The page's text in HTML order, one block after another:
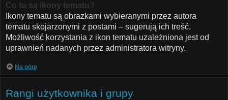
Co to są ikony tematu?
Ikony tematu są obrazkami wybieranymi przez autora
tematu skojarzonymi z postami – sugerują ich treść.
Możliwość korzystania z ikon tematu uzależniona jest od
uprawnień nadanych przez administratora witryny.
Na górę
Rangi użytkownika i grupy